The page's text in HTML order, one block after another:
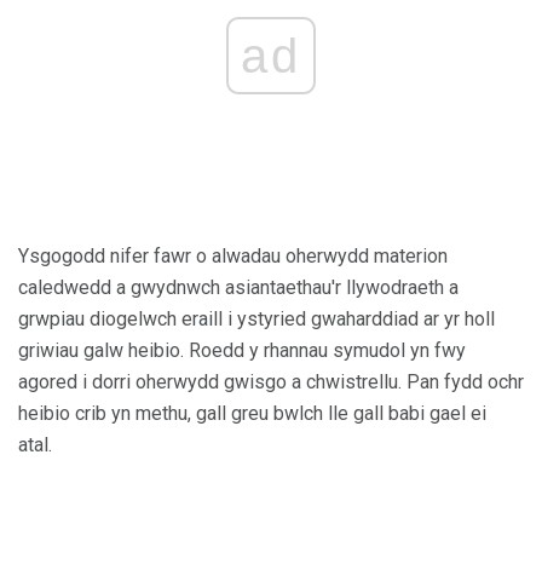
ad
Ysgogodd nifer fawr o alwadau oherwydd materion
caledwedd a gwydnwch asiantaethau'r llywodraeth a
grwpiau diogelwch eraill i ystyried gwaharddiad ar yr holl
griwiau galw heibio. Roedd y rhannau symudol yn fwy
agored i dorri oherwydd gwisgo a chwistrellu. Pan fydd ochr
heibio crib yn methu, gall greu bwlch lle gall babi gael ei
atal.